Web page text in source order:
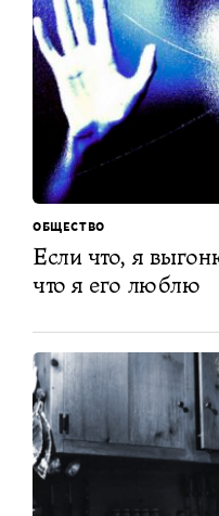
ОБЩЕСТВО
Если что, я
что я его люблю